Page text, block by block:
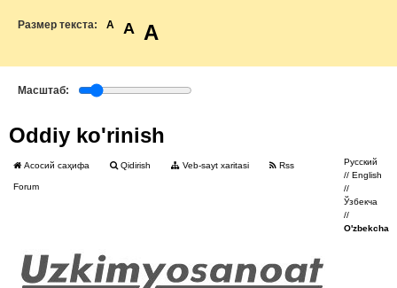
Размер текста: A A A
Масштаб:
Oddiy ko'rinish
Асосий саҳифа Qidirish Veb-sayt xaritasi Rss
Forum
Русский
//English
//
Ўзбекча
//
O'zbekcha